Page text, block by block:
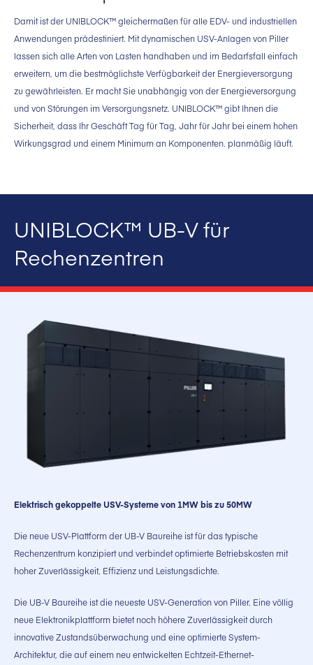
Damit ist der UNIBLOCK™ gleichermaßen für alle EDV- und industriellen
Anwendungen prädestiniert. Mit dynamischen USV-Anlagen von Piller
lassen sich alle Arten von Lasten handhaben und im Bedarfsfall einfach
erweitern, um die bestmöglichste Verfügbarkeit der Energieversorgung
zu gewährleisten. Er macht Sie unabhängig von der Energieversorgung
und von Störungen im Versorgungsnetz. UNIBLOCK™ gibt Ihnen die
Sicherheit, dass Ihr Geschäft Tag für Tag, Jahr für Jahr bei einem hohen
Wirkungsgrad und einem Minimum an Komponenten. planmäßig läuft.
UNIBLOCK™ UB-V für
Rechenzentren
Elektrisch gekoppelte USV-Systeme von 1MW bis zu 50MW
Die neue USV-Plattform der UB-V Baureihe ist für das typische
Rechenzentrum konzipiert und verbindet optimierte Betriebskosten mit
hoher Zuverlässigkeit, Effizienz und Leistungsdichte.
Die UB-V Baureihe ist die neueste USV-Generation von Piller. Eine völlig
neue Elektronikplattform bietet noch höhere Zuverlässigkeit durch
innovative Zustandsüberwachung und eine optimierte System-
Architektur, die auf einem neu entwickelten Echtzeit-Ethernet-